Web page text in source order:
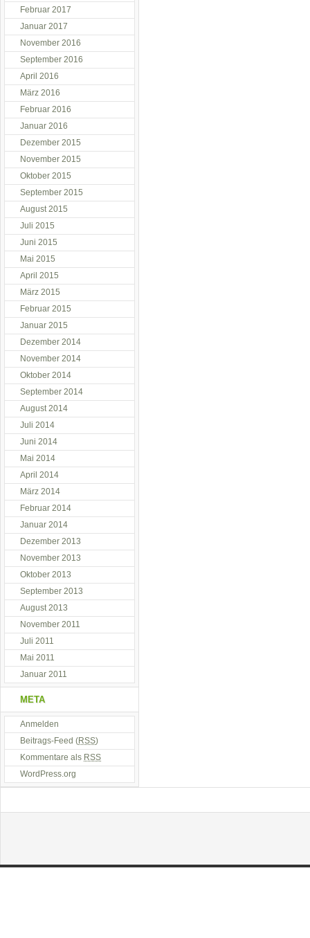
Februar 2017
Januar 2017
November 2016
September 2016
April 2016
März 2016
Februar 2016
Januar 2016
Dezember 2015
November 2015
Oktober 2015
September 2015
August 2015
Juli 2015
Juni 2015
Mai 2015
April 2015
März 2015
Februar 2015
Januar 2015
Dezember 2014
November 2014
Oktober 2014
September 2014
August 2014
Juli 2014
Juni 2014
Mai 2014
April 2014
März 2014
Februar 2014
Januar 2014
Dezember 2013
November 2013
Oktober 2013
September 2013
August 2013
November 2011
Juli 2011
Mai 2011
Januar 2011
META
Anmelden
Beitrags-Feed (RSS)
Kommentare als RSS
WordPress.org